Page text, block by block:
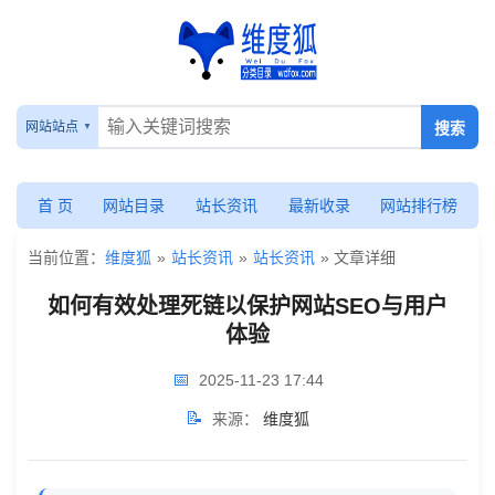
如
何
有
效
处
死
以
网站站点
首 页 网站目录 站长资讯 最新收录 网站排行榜
当前位置： 维度狐 » 站长资讯 » 站长资讯 » 文章详细
如何有效处理死链以保护网站SEO与用户
体验
📅 2025-11-23 17:44
📝 来源： 维度狐